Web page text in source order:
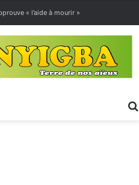
« l’aide à mourir »